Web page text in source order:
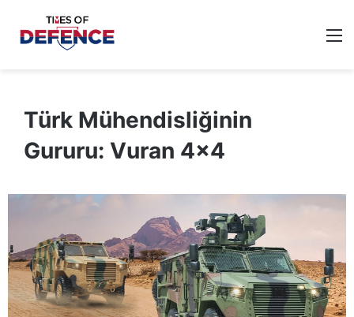
Türk Mühendisliğinin
Gururu: Vuran 4×4